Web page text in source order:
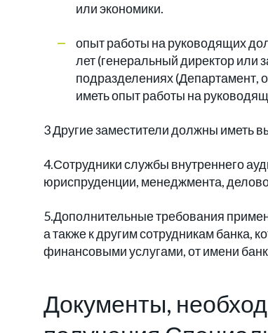
или экономики.
опыт работы на руководящих
лет (генеральный директор или
подразделениях (Департамент,
иметь опыт работы на
3 Другие заместители должны иметь
4.Сотрудники службы внутреннего
юриспруденции, менеджмента,
5.Дополнительные требования
а также к другим сотрудникам банка,
финансовыми услугами, от имени
Документы,